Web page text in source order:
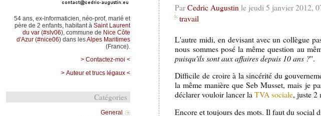
ParCedric Augustin le jeudi 5 janvier 2012,
travail
L'autre midi, en devisant avec un collègue
nous sommes posé la même question au
puisqu'ils sont aux affaires depuis 10 ans ?''.
Difficile de croire à la sincérité du
la même manière que Seb Musset, mais je
déclarer vouloir lancer laTVA sociale, juste 2
Encore et toujours des mots. Il faut du social
54 ans, ex-informaticien, néo-prof, marié et
père de 2 enfants, habitant àSaint Laurent
du var (#slv06), commune de Nice Côte
d'Azur (#nice06) dans lesAlpes Maritimes
(France).
> Contactez-moi <
> Auteur et trucs légaux <
Catégories
General